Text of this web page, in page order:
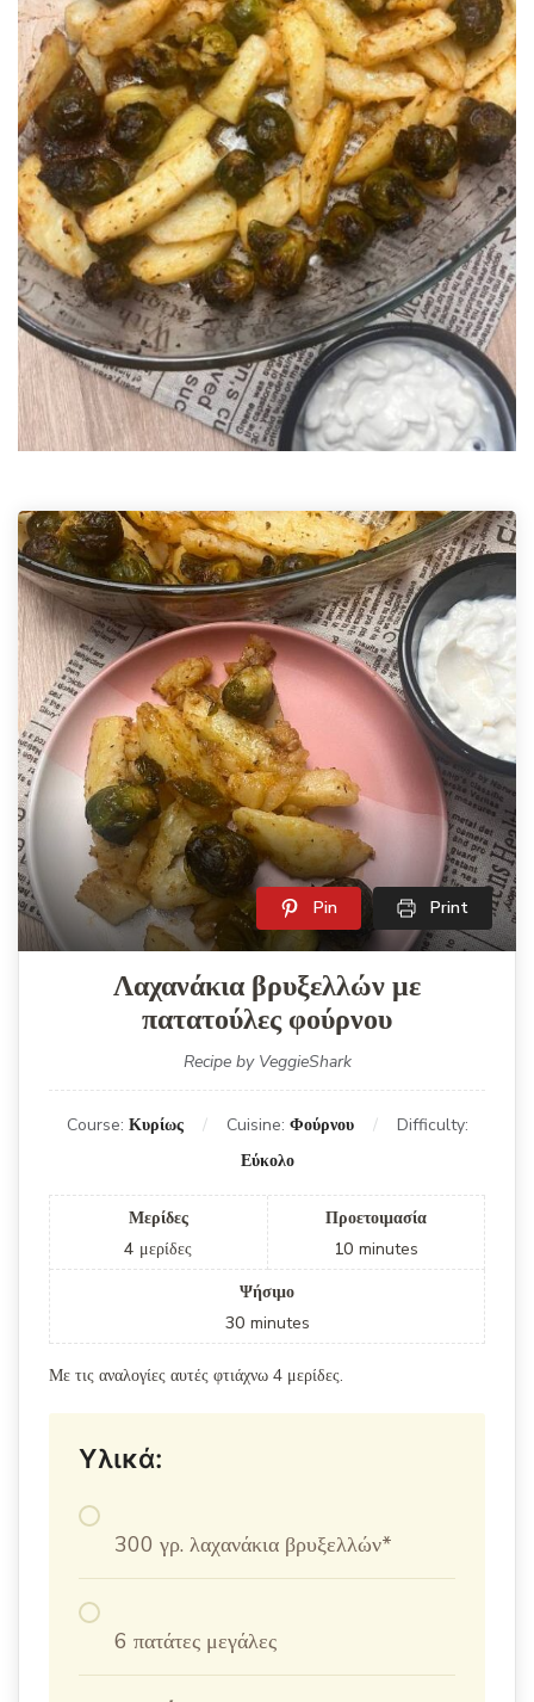
Pin Print
Λαχανάκια βρυξελλών με
πατατούλες φούρνου
Recipe by VeggieShark
Course: Κυρίως Cuisine: Φούρνου
Difficulty:
Εύκολο
Μερίδες
4 μερίδες
Προετοιμασία
10 minutes
Ψήσιμο
30 minutes
Με τις αναλογίες αυτές φτιάχνω 4 μερίδες.
Υλικά:
300 γρ. λαχανάκια βρυξελλών*
6 πατάτες μεγάλες